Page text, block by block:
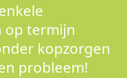
op termijn
kopzorgen
probleem!